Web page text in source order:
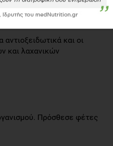
και οι
και λαχανικών
Πρόσθεσε φέτες